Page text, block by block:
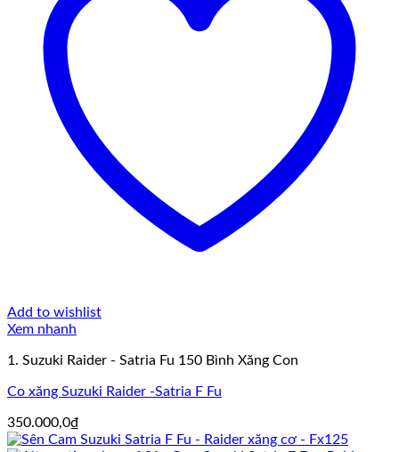
Add to wishlist
Xem nhanh
1. Suzuki Raider - Satria Fu 150 Bình Xăng Con
Co xăng Suzuki Raider -Satria F Fu
350.000,0₫